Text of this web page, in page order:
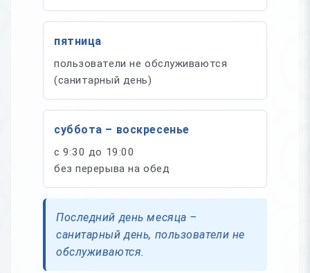
пятница
пользователи не обслуживаются
(санитарный день)
суббота – воскресенье
с 9:30 до 19:00
без перерыва на обед
Последний день месяца –
санитарный день, пользователи не
обслуживаются.